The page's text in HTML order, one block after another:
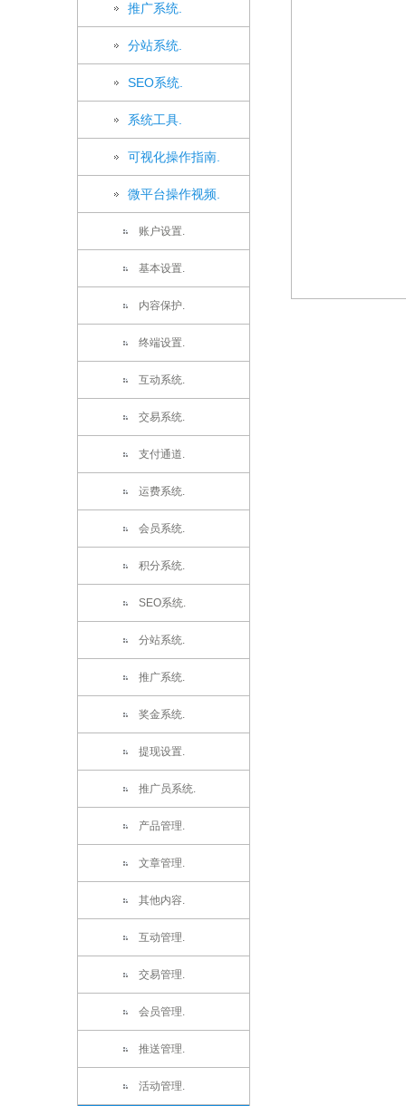
推广系统.
分站系统.
SEO系统.
系统工具.
可视化操作指南.
微平台操作视频.
账户设置.
基本设置.
内容保护.
终端设置.
互动系统.
交易系统.
支付通道.
运费系统.
会员系统.
积分系统.
SEO系统.
分站系统.
推广系统.
奖金系统.
提现设置.
推广员系统.
产品管理.
文章管理.
其他内容.
互动管理.
交易管理.
会员管理.
推送管理.
活动管理.